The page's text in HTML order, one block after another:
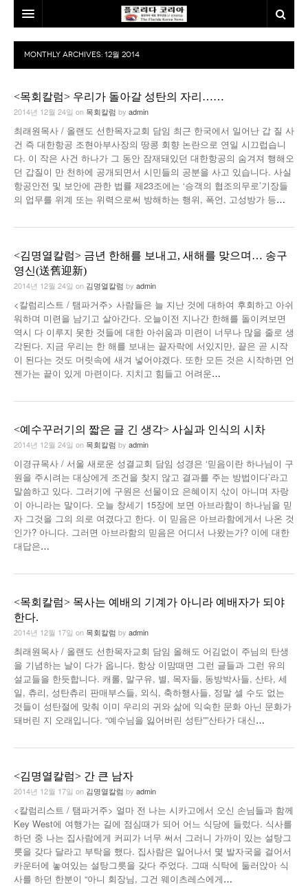
홈
본사소개
뉴스
동포
미국
칼럼
발행인칼럼
김명열칼럼
김원동칼럼
건강
본보특집
독자광장
인근여행지
낚시/비치
골프
인터뷰/탐방
MONTHLY ARCHIVES: 12월 2014
<목회칼럼> 우리가 돌아갈 성탄의 자리……
2014년 12월 24일 on 목회칼럼 by admin
최래원목사 / 올랜도 선한목자교회 담임 최근 한국에서 일어난 갑 질 사
건 즉 대한항공 조현아부사장의 땅콩 회향 논란으로 연일 시끄럽습니
다. 이 작은 사건 하나가 그 동안 잠재돼있던 대한항공의 숨겨져 행해오
던 갑질이 만 천하에 공개되면서 시민들의 공분을 사고 있습니다. 사실
항공안전 및 보안에 관한 법률 제23조에는 ‘승객의 협조의무로’기장들
의 업무를 위계 또는 위력으로써 방해하는 행위, 폭언, 고성방가 등…
<김명열칼럼> 금년 한해를 보내고, 새해를 맞으며… 송구
영신(送舊迎新)
2014년 12월 24일 on 김명열칼럼 by admin
<칼럼리스트 / 탬파거주> 사람들은 늘 지난 것에 대하여 후회하고 아쉬
워하며 미련을 남기고 살아간다. 오늘이전 지나간 한해를 돌이켜보면
역시 다 이루지 못한 것들에 대한 아쉬움과 미련이 너무나 많을 줄로 생
각된다. 지금 우리는 한 해를 보내는 끝자락에 서있지만, 끝은 곧 시작
이 된다는 것도 머릿속에 새겨 넣어야겠다. 또한 모든 것은 시작하면 언
젠가는 끝이 있게 마련이다. 지치고 힘들고 어려운…
<예수꾸러기의 짧은 글 긴 생각> 사실과 인식의 시차
2014년 12월 24일 on 목회칼럼 by admin
이경규목사 / 서울 새로운 성결교회 담임 성경은 ‘믿음이란 하나님이 구
원을 주시려는 대상에게 조건을 찾지 않고 결과를 주는 방법이다’라고
말씀하고 있다. 그러기에 구원은 선물이요 은혜이지 삯이 아니며 자랑
이 아니라는 말이다. 오늘 창세기 15장에 보면 아브라함이 하나님을 믿
자 그것을 그의 의로 여겼다고 한다. 이 믿음은 아브라함에게서 나온 것
인가? 아니다. 그러면 아브라함의 믿음은 어디서 나왔는가? 이에 대한
대답은…
<목회칼럼> 목사는 예배의 기계가 아니라 예배자가 되야
한다.
2014년 12월 17일 on 목회칼럼 by admin
최래원목사 / 올랜도 선한목자교회 담임 올해도 어김없이 주님의 탄생
을 기념하는 날이 다가 옵니다. 항상 이맘때면 그런 글들과 그런 유의
설교들을 한듯합니다. 캐롤, 말구유, 별, 목자들, 동방박사들, 산타, 세
일, 츄리, 성탄츄리 판매부스들, 외식, 축하행사들, 정말 셀 수도 없는
것들이 성탄절에 맞춰 이미 우리의 귀와 삶에 익숙한 문화 아닌 문화가
돼버린 지 오래입니다. “예수님을 잃어버린 성탄””산타가 대신…
<김명열칼럼> 간 큰 남자
2014년 12월 17일 on 김명열칼럼 by admin
<칼럼리스트 / 탬파거주> 얼마 전 나는 시카고에서 오신 손님들과 함께
Key West에 여행가는 길에 점심때가 되어 어느 식당에 들렀다. 식사를
하던 중 나는 집사람에게 커피가 너무 써서 그러니 가까이 있는 설탕그
릇을 갖다 달라고 부탁을 했다. 집사람은 일어나서 몇 발자국을 걸어서
카운터에 놓여있는 설탕그릇을 갖다 주었다. 그때 식탁에 둘러앉아 식
사를 하던 한분이 “아니 회장님, 그건 웨이츠레스에게…